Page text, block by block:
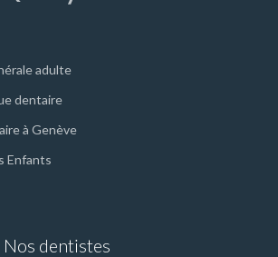
adulte
dentaire
à Genève
Enfants
Nos dentistes